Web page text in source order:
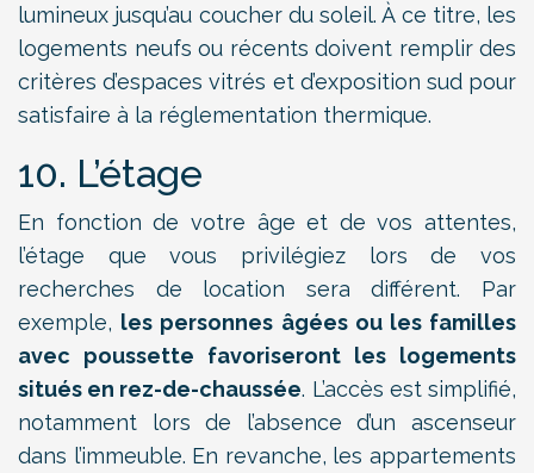
lumineux jusqu’au coucher du soleil. À ce titre, les
logements neufs ou récents doivent remplir des
critères d’espaces vitrés et d’exposition sud pour
satisfaire à la réglementation thermique.
10. L’étage
En fonction de votre âge et de vos attentes,
l’étage que vous privilégiez lors de vos
recherches de location sera différent. Par
exemple, les personnes âgées ou les familles
avec poussette favoriseront les logements
situés en rez-de-chaussée. L’accès est simplifié,
notamment lors de l’absence d’un ascenseur
dans l’immeuble. En revanche, les appartements